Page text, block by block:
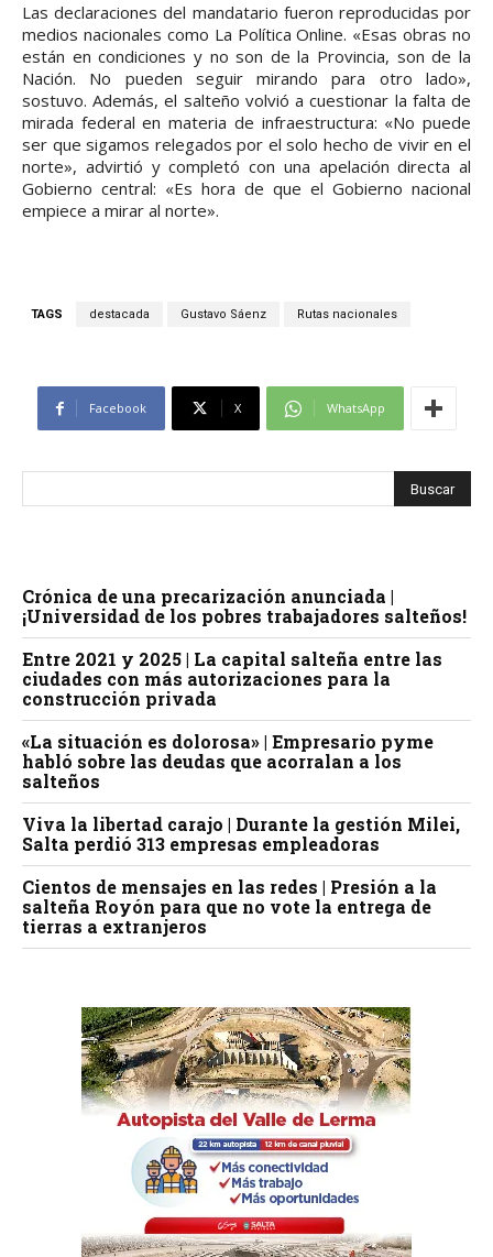
Las declaraciones del mandatario fueron reproducidas por
medios nacionales como La Política Online. «Esas obras no
están en condiciones y no son de la Provincia, son de la
Nación. No pueden seguir mirando para otro lado»,
sostuvo. Además, el salteño volvió a cuestionar la falta de
mirada federal en materia de infraestructura: «No puede
ser que sigamos relegados por el solo hecho de vivir en el
norte», advirtió y completó con una apelación directa al
Gobierno central: «Es hora de que el Gobierno nacional
empiece a mirar al norte».
TAGS destacada Gustavo Sáenz Rutas nacionales
Facebook X WhatsApp
Crónica de una precarización anunciada |
¡Universidad de los pobres trabajadores salteños!
Entre 2021 y 2025 | La capital salteña entre las
ciudades con más autorizaciones para la
construcción privada
«La situación es dolorosa» | Empresario pyme
habló sobre las deudas que acorralan a los
salteños
Viva la libertad carajo | Durante la gestión Milei,
Salta perdió 313 empresas empleadoras
Cientos de mensajes en las redes | Presión a la
salteña Royón para que no vote la entrega de
tierras a extranjeros